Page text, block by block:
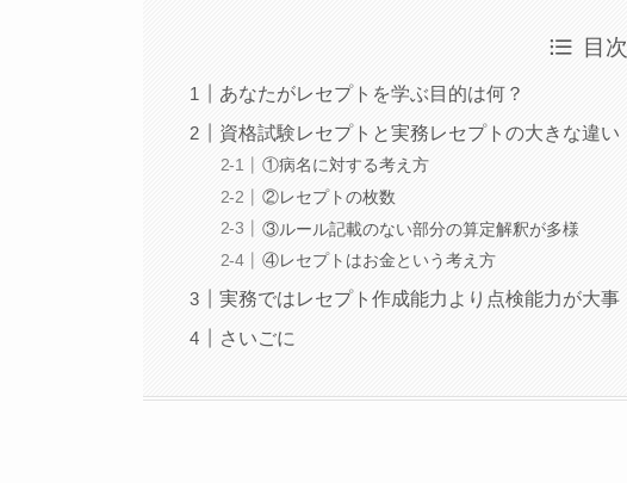
目次
あなたがレセプトを学ぶ目的は何？
資格試験レセプトと実務レセプトの大きな違い
①病名に対する考え方
②レセプトの枚数
③ルール記載のない部分の算定解釈が多様
④レセプトはお金という考え方
実務ではレセプト作成能力より点検能力が大事
さいごに